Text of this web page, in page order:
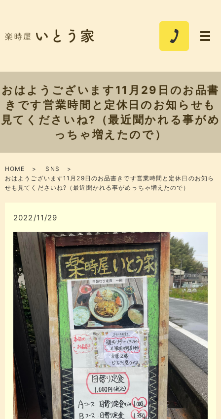
おはようございます11月29日のお品書
きです営業時間と定休日のお知らせも
見てくださいね?（最近聞かれる事がめ
っちゃ増えたので）
HOME
SNS
おはようございます11月29日のお品書きです営業時間と定休日のお知ら
せも見てくださいね?（最近聞かれる事がめっちゃ増えたので）
2022/11/29